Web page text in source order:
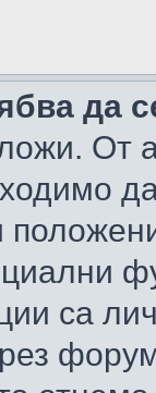
да
От
са